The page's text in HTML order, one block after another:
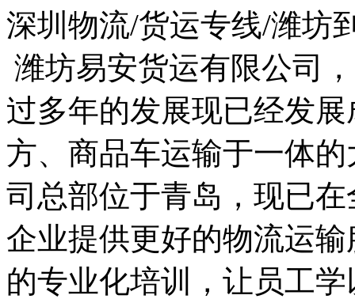
深圳物流/货运专线/潍坊
潍坊易安货运有限公司
过多年的发展现已经发
方、商品车运输于一体
司总部位于青岛，现已
企业提供更好的物流运
的专业化培训，让员工